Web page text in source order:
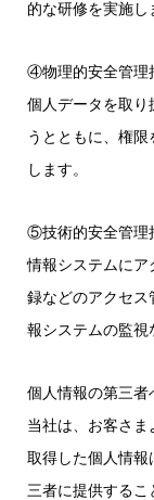
的な研修を実施し
④物理的安全管理
個人データを取り
うとともに、権
します。
⑤技術的安全管理
情報システムにア
録などのアクセス
報システムの監視
個人情報の第三者
当社は、お客さま
取得した個人情報
三者に提供するこ